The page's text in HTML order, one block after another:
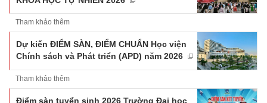
Tham khảo thêm
Dự kiến ĐIỂM SÀN, ĐIỂM CHUẨN Học viện
Chính sách và Phát triển (APD) năm 2026
Tham khảo thêm
Điểm sàn tuyển sinh 2026 Trường Đại học